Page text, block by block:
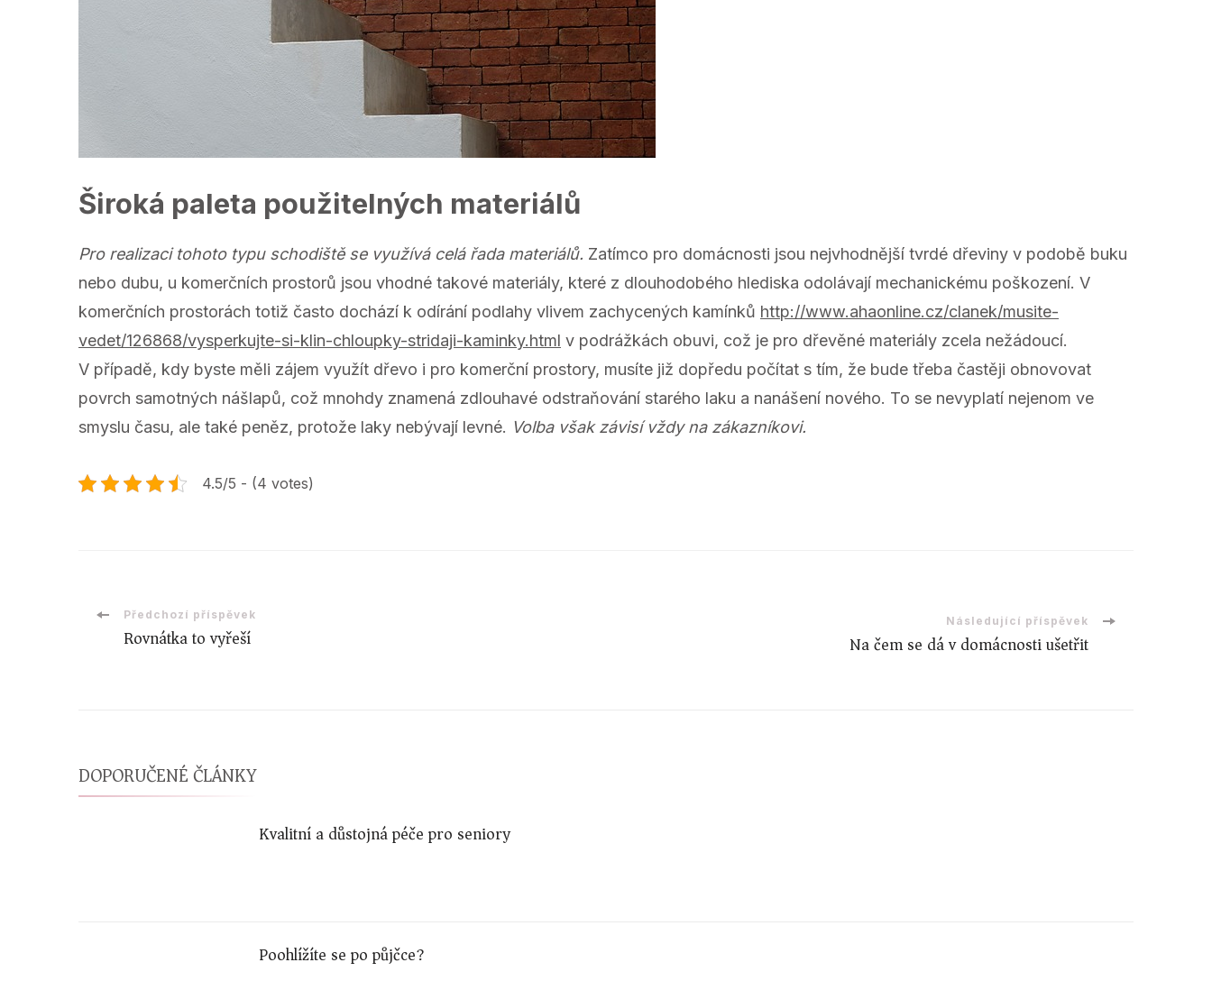
Široká paleta použitelných materiálů
Pro realizaci tohoto typu schodiště se využívá celá řada materiálů. Zatímco pro domácnosti jsou nejvhodnější tvrdé dřeviny v podobě buku
nebo dubu, u komerčních prostorů jsou vhodné takové materiály, které z dlouhodobého hlediska odolávají mechanickému poškození. V
komerčních prostorách totiž často dochází k odírání podlahy vlivem zachycených kamínků http://www.ahaonline.cz/clanek/musite-
vedet/126868/vysperkujte-si-klin-chloupky-stridaji-kaminky.html v podrážkách obuvi, což je pro dřevěné materiály zcela nežádoucí.
V případě, kdy byste měli zájem využít dřevo i pro komerční prostory, musíte již dopředu počítat s tím, že bude třeba častěji obnovovat
povrch samotných nášlapů, což mnohdy znamená zdlouhavé odstraňování starého laku a nanášení nového. To se nevyplatí nejenom ve
smyslu času, ale také peněz, protože laky nebývají levné. Volba však závisí vždy na zákazníkovi.
4.5/5 - (4 votes)
Navigace
Předchozí příspěvek
Rovnátka to vyřeší
Následující příspěvek
Na čem se dá v domácnosti ušetřit
DOPORUČENÉ ČLÁNKY
Kvalitní a důstojná péče pro seniory
Poohlížíte se po půjčce?